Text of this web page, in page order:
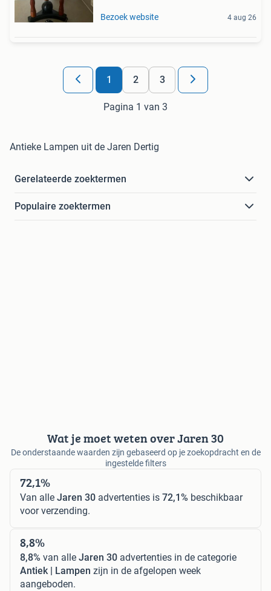
Bezoek website 4 aug 26
1 2 3
Pagina 1 van 3
Antieke Lampen uit de Jaren Dertig
Gerelateerde zoektermen
Populaire zoektermen
Wat je moet weten over Jaren 30
De onderstaande waarden zijn gebaseerd op je zoekopdracht en de
ingestelde filters
72,1%
Van alle Jaren 30 advertenties is 72,1% beschikbaar
voor verzending.
8,8%
8,8% van alle Jaren 30 advertenties in de categorie
Antiek | Lampen zijn in de afgelopen week
aangeboden.